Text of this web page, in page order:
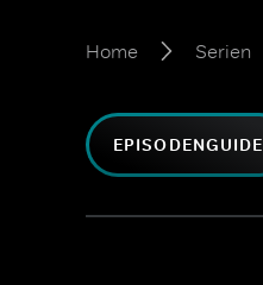
Home Serien
EPISODENGUIDE